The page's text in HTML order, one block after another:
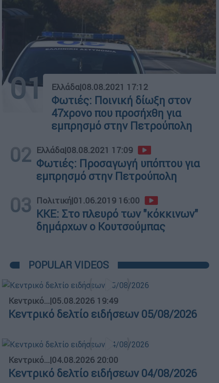
01 Ελλάδα|08.08.2021 17:12
Φωτιές: Ποινική δίωξη στον
47χρονο που προσήχθη για
εμπρησμό στην Πετρούπολη
02 Ελλάδα|08.08.2021 17:09
Φωτιές: Προσαγωγή υπόπτου για
εμπρησμό στην Πετρούπολη
03 Πολιτική|01.06.2019 16:00
ΚΚΕ: Στο πλευρό των "κόκκινων"
δημάρχων ο Κουτσούμπας
POPULAR VIDEOS
Κεντρικό...|05.08.2026 19:49
Κεντρικό δελτίο ειδήσεων 05/08/2026
Κεντρικό...|04.08.2026 20:00
Κεντρικό δελτίο ειδήσεων 04/08/2026